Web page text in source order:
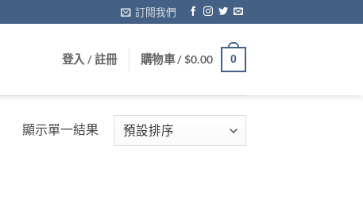
訂閱我們
登入 / 註冊 購物車 /$0.00 0
顯示單一結果